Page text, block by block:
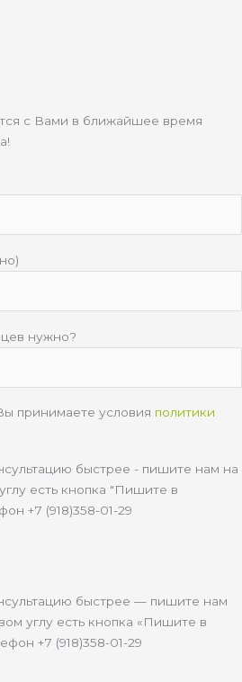
с Вами в ближайшее время
нужно?
принимаете условия политики
быстрее - пишите нам на
есть кнопка "Пишите в
+7 (918)358-01-29
быстрее — пишите нам
углу есть кнопка «Пишите в
+7 (918)358-01-29